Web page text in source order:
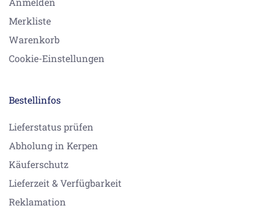
Merkliste
Warenkorb
Cookie-Einstellungen
Bestellinfos
Lieferstatus prüfen
Abholung in Kerpen
Käuferschutz
Lieferzeit & Verfügbarkeit
Reklamation